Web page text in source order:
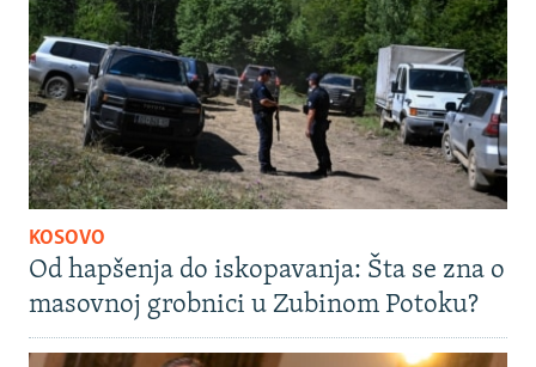
KOSOVO
Od hapšenja do iskopavanja: Šta se zna o
masovnoj grobnici u Zubinom Potoku?